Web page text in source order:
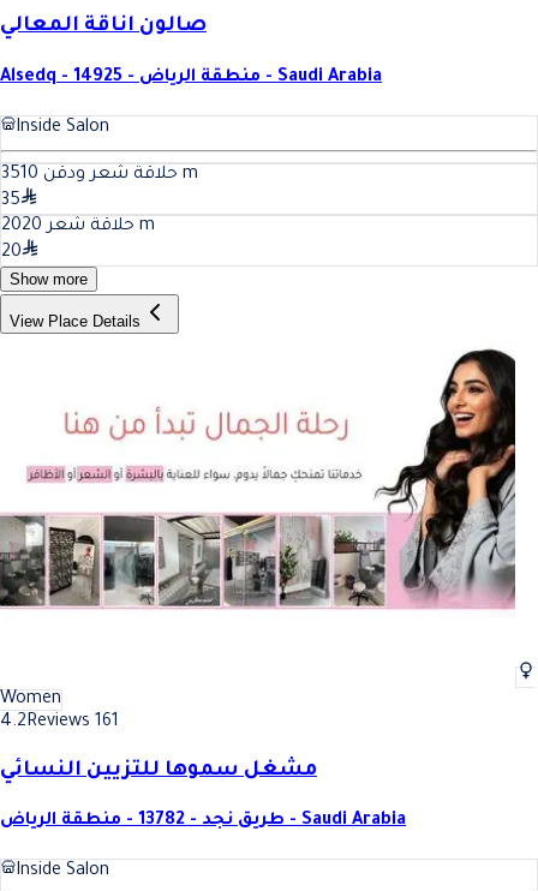
صالون اناقة المعالي
Alsedq - 14925 - منطقة الرياض - Saudi Arabia
Inside Salon
حلاقة شعر ودقن 35 10
m
35
حلاقة شعر 20 20
m
20
Show more
View Place Details
Women
4.2Reviews 161
مشغل سموها للتزيين النسائي
طريق نجد - 13782 - منطقة الرياض - Saudi Arabia
Inside Salon